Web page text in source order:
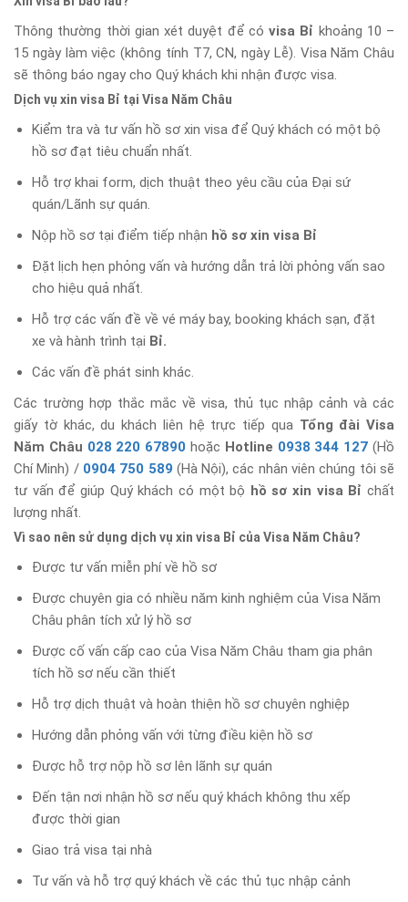
Thông thường thời gian xét duyệt để có visa Bỉ khoảng 10 –
15 ngày làm việc (không tính T7, CN, ngày Lễ). Visa Năm Châu
sẽ thông báo ngay cho Quý khách khi nhận được visa.
Dịch vụ xin visa Bỉ tại Visa Năm Châu
Kiểm tra và tư vấn hồ sơ xin visa để Quý khách có một bộ
hồ sơ đạt tiêu chuẩn nhất.
Hỗ trợ khai form, dịch thuật theo yêu cầu của Đại sứ
quán/Lãnh sự quán.
Nộp hồ sơ tại điểm tiếp nhận hồ sơ xin visa Bỉ
Đặt lịch hẹn phỏng vấn và hướng dẫn trả lời phỏng vấn sao
cho hiệu quả nhất.
Hỗ trợ các vấn đề về vé máy bay, booking khách sạn, đặt
xe và hành trình tại Bỉ.
Các vấn đề phát sinh khác.
Các trường hợp thắc mắc về visa, thủ tục nhập cảnh và các
giấy tờ khác, du khách liên hệ trực tiếp qua Tổng đài Visa
Năm Châu 028 220 67890 hoặc Hotline 0938 344 127 (Hồ
Chí Minh) / 0904 750 589 (Hà Nội), các nhân viên chúng tôi sẽ
tư vấn để giúp Quý khách có một bộ hồ sơ xin visa Bỉ chất
lượng nhất.
Vì sao nên sử dụng dịch vụ xin visa Bỉ của Visa Năm Châu?
Được tư vấn miễn phí về hồ sơ
Được chuyên gia có nhiều năm kinh nghiệm của Visa Năm
Châu phân tích xử lý hồ sơ
Được cố vấn cấp cao của Visa Năm Châu tham gia phân
tích hồ sơ nếu cần thiết
Hỗ trợ dịch thuật và hoàn thiện hồ sơ chuyên nghiệp
Hướng dẫn phỏng vấn với từng điều kiện hồ sơ
Được hỗ trợ nộp hồ sơ lên lãnh sự quán
Đến tận nơi nhận hồ sơ nếu quý khách không thu xếp
được thời gian
Giao trả visa tại nhà
Tư vấn và hỗ trợ quý khách về các thủ tục nhập cảnh